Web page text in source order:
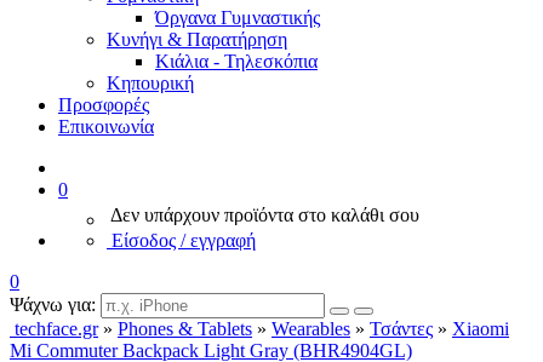
Όργανα Γυμναστικής
Κυνήγι & Παρατήρηση
Κιάλια - Τηλεσκόπια
Κηπουρική
Προσφορές
Επικοινωνία
0
Δεν υπάρχουν προϊόντα στο καλάθι σου
Είσοδος / εγγραφή
0
Ψάχνω για:
techface.gr» Phones & Tablets » Wearables » Τσάντες » Xiaomi
Mi Commuter Backpack Light Gray (BHR4904GL)